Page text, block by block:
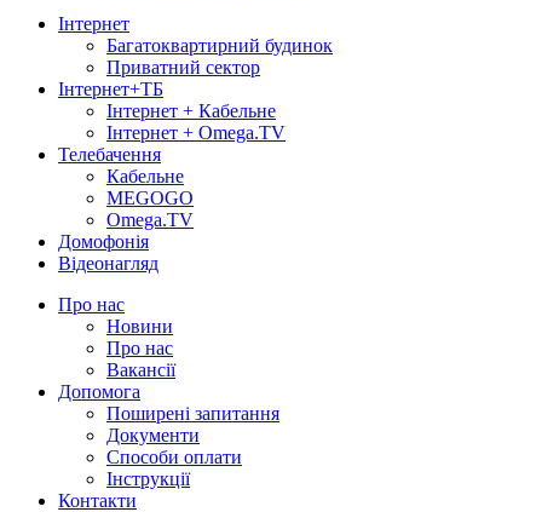
Інтернет
Багатоквартирний будинок
Приватний сектор
Інтернет+ТБ
Інтернет + Кабельне
Інтернет + Omega.TV
Телебачення
Кабельне
MEGOGO
Omega.TV
Домофонія
Відеонагляд
Про нас
Новини
Про нас
Вакансії
Допомога
Поширені запитання
Документи
Способи оплати
Інструкції
Контакти